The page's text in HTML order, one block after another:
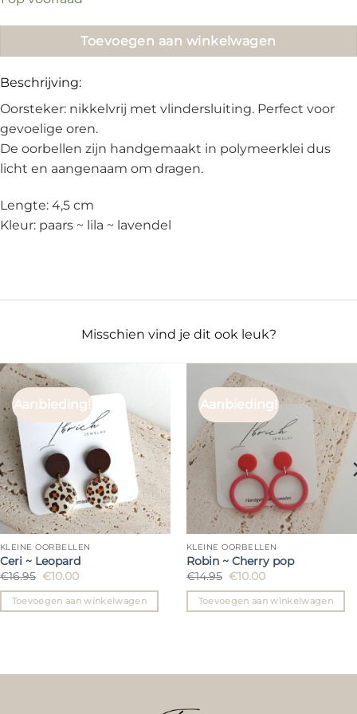
Toevoegen aan winkelwagen
Beschrijving:
Oorsteker: nikkelvrij met vlindersluiting. Perfect voor
gevoelige oren.
De oorbellen zijn handgemaakt in polymeerklei dus
licht en aangenaam om dragen.
Lengte: 4,5 cm
Kleur: paars ~ lila ~ lavendel
Misschien vind je dit ook leuk?
Aanbieding!
KLEINE OORBELLEN
Ceri ~ Leopard
€16.95 Oorspronkelijke
was:
€16.95.
€10.00Huidige
is:
€10.00.
Toevoegen aan winkelwagen
Aanbieding!
KLEINE OORBELLEN
Robin ~ Cherry pop
€14.95 Oorspronkelijke
was:
€14.95.
€10.00Huidige
is:
€10.00.
Toevoegen aan winkelwagen